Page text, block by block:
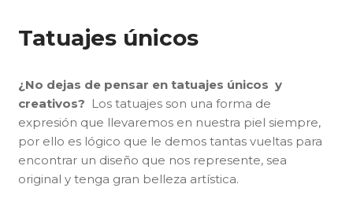
Tatuajes únicos
¿No dejas de pensar en tatuajes únicos y
creativos? Los tatuajes son una forma de
expresión que llevaremos en nuestra piel siempre,
por ello es lógico que le demos tantas vueltas para
encontrar un diseño que nos represente, sea
original y tenga gran belleza artística.